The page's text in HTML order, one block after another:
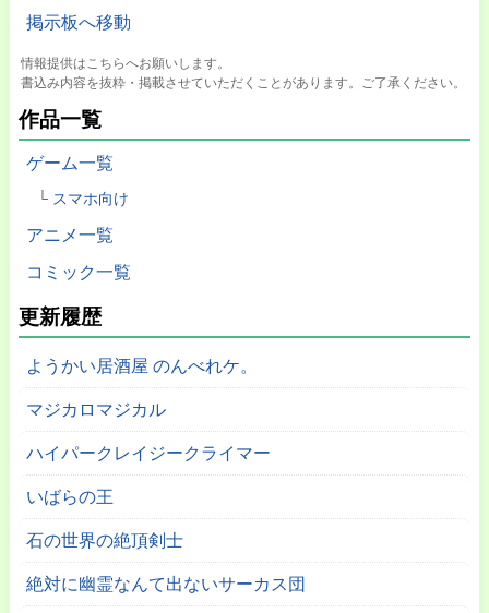
掲示板へ移動
情報提供はこちらへお願いします。
書込み内容を抜粋・掲載させていただくことがあります。ご了承ください。
作品一覧
ゲーム一覧
スマホ向け
アニメ一覧
コミック一覧
更新履歴
ようかい居酒屋 のんべれケ。
マジカロマジカル
ハイパークレイジークライマー
いばらの王
石の世界の絶頂剣士
絶対に幽霊なんて出ないサーカス団